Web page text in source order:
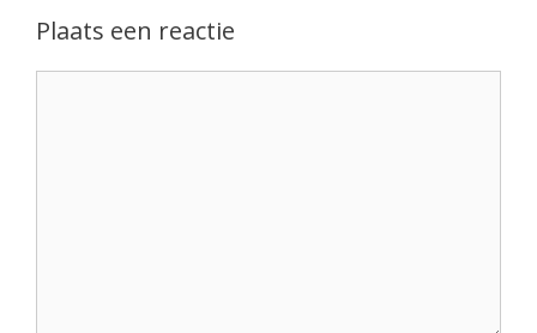
Plaats een reactie